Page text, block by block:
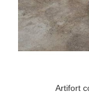
Artifort